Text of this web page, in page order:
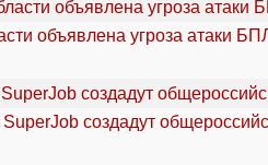
объявлена угроза атаки
создадут